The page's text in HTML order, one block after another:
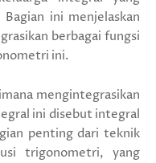
ini menjelaskan
berbagai fungsi
ini.
mengintegrasikan
ini disebut integral
penting dari teknik
trigonometri, yang